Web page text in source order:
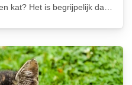
kat? Het is begrijpelijk dat